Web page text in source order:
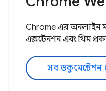
Chrome এর অনলাইন
এক্সটেনশন এবং থিম
সব ডকুমেন্টেশন